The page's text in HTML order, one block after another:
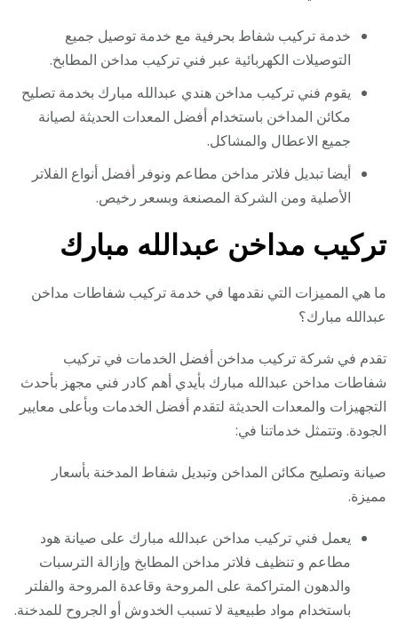
خدمة تركيب شفاط بحرفية مع خدمة توصيل جميع
التوصيلات الكهربائية عبر فني تركيب مداخن المطابخ.
يقوم فني تركيب مداخن هندي عبدالله مبارك بخدمة تصليح
مكائن المداخن باستخدام أفضل المعدات الحديثة لصيانة
جميع الاعطال والمشاكل.
أيضا تبديل فلاتر مداخن مطاعم ونوفر أفضل أنواع الفلاتر
الأصلية ومن الشركة المصنعة وبسعر رخيص.
تركيب مداخن عبدالله مبارك
ما هي المميزات التي نقدمها في خدمة تركيب شفاطات مداخن
عبدالله مبارك؟
تقدم في شركة تركيب مداخن أفضل الخدمات في تركيب
شفاطات مداخن عبدالله مبارك بأيدي أهم كادر فني مجهز بأحدث
التجهيزات والمعدات الحديثة لتقدم أفضل الخدمات وبأعلى معايير
الجودة. وتتمثل خدماتنا في:
صيانة وتصليح مكائن المداخن وتبديل شفاط المدخنة بأسعار
مميزة.
يعمل فني تركيب مداخن عبدالله مبارك على صيانة هود
مطاعم و تنظيف فلاتر مداخن المطابخ وإزالة الترسبات
والدهون المتراكمة على المروحة وقاعدة المروحة والفلتر
باستخدام مواد طبيعية لا تسبب الخدوش أو الجروح للمدخنة.